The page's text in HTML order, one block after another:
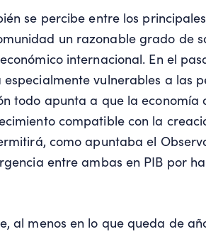
se percibe entre los
un razonable grado de
internacional. En el
especialmente vulnerables a las
todo apunta a que la
compatible con la
como apuntaba el
entre ambas en PIB por
al menos en lo que queda de